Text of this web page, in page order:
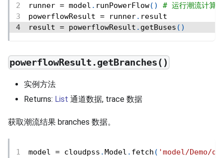
runner = model . runPowerFlow( )
# 运行潮流计算
powerflowResult = runner. result
result = powerflowResult . getBuses ( )
powerflowResult.getBranches()
实例方法
Returns: List 通道数据, trace 数据
获取潮流结果 branches 数据。
model = cloudpss . Model . fetch ( 'model/Demo/